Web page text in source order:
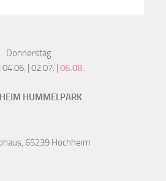
Donnerstag
04.06. | 02.07. | 06.08.
HUMMELPARK
65239 Hochheim